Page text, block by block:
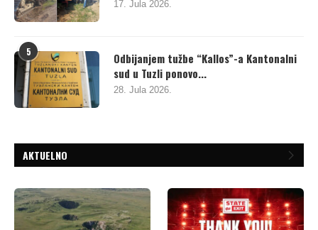
17. Jula 2026.
5
Odbijanjem tužbe “Kallos”-a Kantonalni
sud u Tuzli ponovo...
28. Jula 2026.
AKTUELNO